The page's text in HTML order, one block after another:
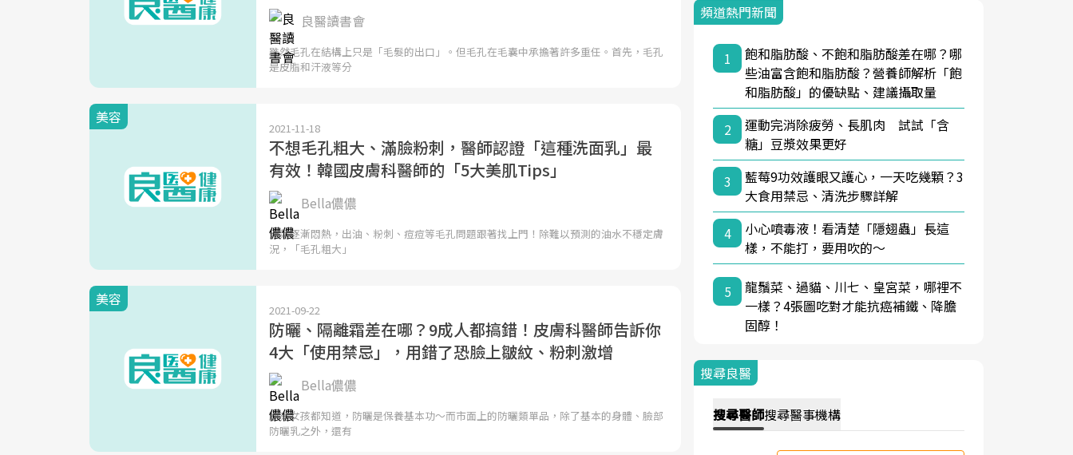
良醫讀書會
雖然毛孔在結構上只是「毛髮的出口」。但毛孔在毛囊中承擔著許多重任。首先，毛孔
是皮脂和汗液等分
美容
2021-11-18
不想毛孔粗大、滿臉粉刺，醫師認證「這種洗面乳」最
有效！韓國皮膚科醫師的「5大美肌Tips」
Bella儂儂
天氣逐漸悶熱，出油、粉刺、痘痘等毛孔問題跟著找上門！除難以預測的油水不穩定膚
況，「毛孔粗大」
美容
2021-09-22
防曬、隔離霜差在哪？9成人都搞錯！皮膚科醫師告訴你
4大「使用禁忌」，用錯了恐臉上皺紋、粉刺激增
Bella儂儂
所有女孩都知道，防曬是保養基本功～而市面上的防曬類單品，除了基本的身體、臉部
防曬乳之外，還有
頻道熱門新聞
1
飽和脂肪酸、不飽和脂肪酸差在哪？哪
些油富含飽和脂肪酸？營養師解析「飽
和脂肪酸」的優缺點、建議攝取量
2
運動完消除疲勞、長肌肉 試試「含
糖」豆漿效果更好
3
藍莓9功效護眼又護心，一天吃幾顆？3
大食用禁忌、清洗步驟詳解
4
小心噴毒液！看清楚「隱翅蟲」長這
樣，不能打，要用吹的～
5
龍鬚菜、過貓、川七、皇宮菜，哪裡不
一樣？4張圖吃對才能抗癌補鐵、降膽
固醇！
搜尋良醫
搜尋醫師搜尋醫事機構